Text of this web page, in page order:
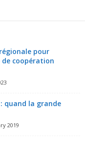
pour
coopération
quand la grande
2019